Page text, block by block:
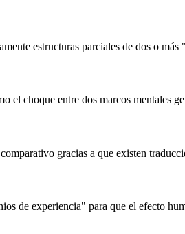
estructuras parciales de dos o
choque entre dos marcos mentales
gracias a que existen
de experiencia" para que el efecto